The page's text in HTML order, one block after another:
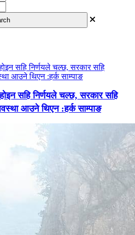
सहि निर्णयले चल्छ, सरकार सहि
आउने थिएन :हर्क साम्पाङ